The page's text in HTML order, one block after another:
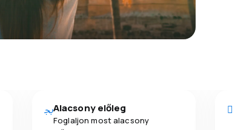
Alacsony előleg
Foglaljon most alacsony